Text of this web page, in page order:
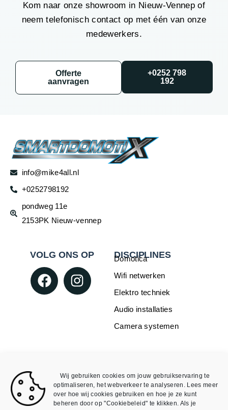
Wij gebruiken cookies om jouw gebruikservaring te
optimaliseren, het webverkeer te analyseren. Lees meer
over hoe wij cookies gebruiken en hoe je ze kunt
beheren door op "Cookiebeleid" te klikken. Als je
Kom naar onze showroom in Nieuw-Vennep of
neem telefonisch contact op met één van onze
medewerkers.
Offerte
aanvragen
+0252 798
192
info@mike4all.nl
+0252798192
pondweg 11e
2153PK Nieuw-vennep
VOLG ONS OP DISCIPLINES
Domotica
Wifi netwerken
Elektro techniek
Audio installaties
Camera systemen
Void
Mijn account
Algemene Voorwaarden
Algemene Voorwaarden